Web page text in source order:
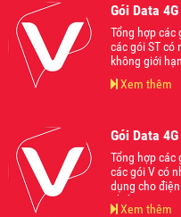
Gói Data
Tổng hợp các
các gói ST có
không giới
2025. Mời
thấy phù hợp
Xem thêm
Gói Data
Tổng hợp các
các gói V có
dụng cho
nhất năm
Xem thêm